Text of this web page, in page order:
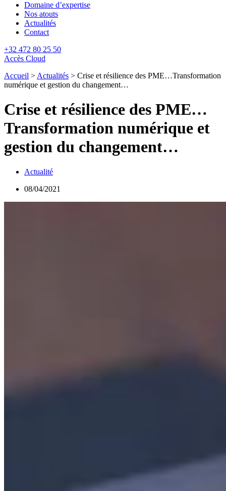
Domaine d’expertise
Nos atouts
Actualités
Contact
+32 472 80 25 50
Accès Cloud
Accueil > Actualités > Crise et résilience des PME…Transformation
numérique et gestion du changement…
Crise et résilience des PME…
Transformation numérique et
gestion du changement…
Actualité
08/04/2021